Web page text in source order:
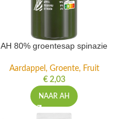
AH 80% groentesap spinazie
Aardappel, Groente, Fruit
€2,03
NAAR AH